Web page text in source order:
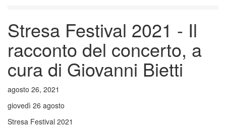
Stresa Festival 2021 - Il
racconto del concerto, a
cura di Giovanni Bietti
agosto 26, 2021
giovedì 26 agosto
Stresa Festival 2021